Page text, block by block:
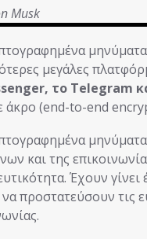
Musk
μεγάλες
το Telegram
άκρο (end-to-end
μηνύματα
και της
Έχουν
προστατεύσουν τις